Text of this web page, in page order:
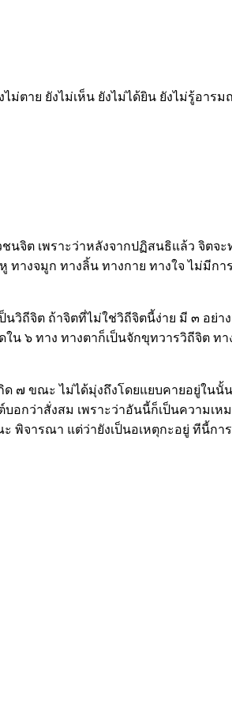
าย ยังไม่เห็น ยังไม่ได้ยิน ยังไม่รู้อาร
ต เพราะว่าหลังจากปฏิสนธิแล้ว จิตจ
างจมูก ทางลิ้น ทางกาย ทางใจ ไม่มี
วิถีจิต ถ้าจิตที่ไม่ใช่วิถีจิตนี้ง่าย มี ๓ อย่
๖ ทาง ทางตาก็เป็นจักขุทวารวิถีจิต ท
๗ ขณะ ไม่ได้มุ่งถึงโดยแยบคายอยู่ใน
ว่าสั่งสม เพราะว่าอันนี้ก็เป็นความเห
รณา แต่ว่ายังเป็นอเหตุกะอยู่ ทีนี้การ